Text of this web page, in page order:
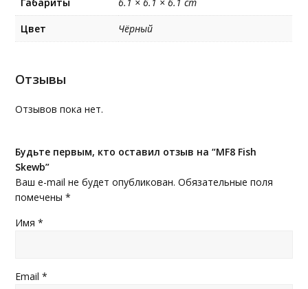
Цвет
Чёрный
Отзывы
Отзывов пока нет.
Будьте первым, кто оставил отзыв на “MF8 Fish
Skewb”
Ваш e-mail не будет опубликован. Обязательные поля
помечены*
Имя*
Email*